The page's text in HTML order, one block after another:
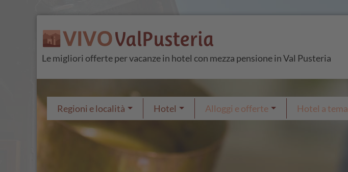
Le migliori offerte per vacanze in hotel con mezza pensione in Val Pusteria
Regioni e località Hotel Alloggi e offerte Hotel a tema